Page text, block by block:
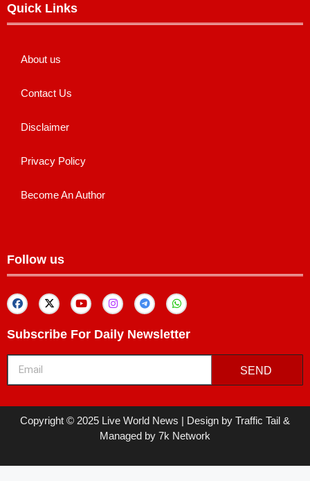
Quick Links
About us
Contact Us
Disclaimer
Privacy Policy
Become An Author
Follow us
Subscribe For Daily Newsletter
SEND
Copyright © 2025 Live World News | Design by Traffic Tail &
Managed by 7k Network